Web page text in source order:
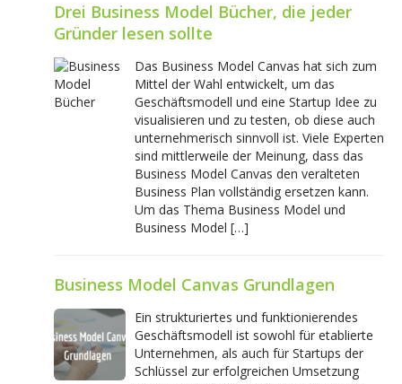
Drei Business Model Bücher, die jeder
Gründer lesen sollte
Das Business Model Canvas hat sich zum
Mittel der Wahl entwickelt, um das
Geschäftsmodell und eine Startup Idee zu
visualisieren und zu testen, ob diese auch
unternehmerisch sinnvoll ist. Viele Experten
sind mittlerweile der Meinung, dass das
Business Model Canvas den veralteten
Business Plan vollständig ersetzen kann.
Um das Thema Business Model und
Business Model […]
Business Model Canvas Grundlagen
Ein strukturiertes und funktionierendes
Geschäftsmodell ist sowohl für etablierte
Unternehmen, als auch für Startups der
Schlüssel zur erfolgreichen Umsetzung